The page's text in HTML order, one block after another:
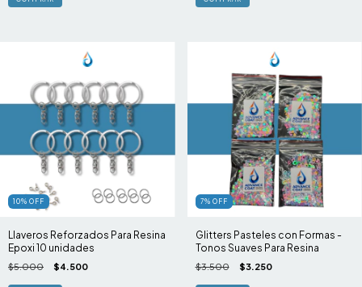
10% OFF
Llaveros Reforzados Para Resina
Epoxi 10 unidades
$5.000 $4.500
7% OFF
Glitters Pasteles con Formas -
Tonos Suaves Para Resina
$3.500 $3.250